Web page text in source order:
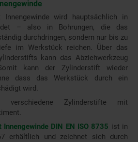
wird hauptsächlich in
– also in Bohrungen, die das
durchdringen, sondern nur bis zu
im Werkstück reichen. Über das
kann das Abziehwerkzeug
kann der Zylinderstift wieder
dass das Werkstück durch ein
wird.
Zylinderstifte mit
DIN EN ISO 8735 ist in
erhältlich und zeichnet sich durch